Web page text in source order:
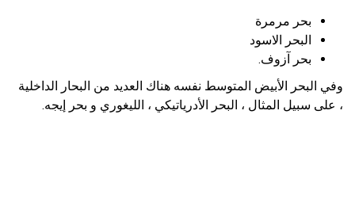
بحر مرمرة
البحر الاسود
بحر آزوف.
وفي البحر الأبيض المتوسط ​​نفسه هناك العديد من البحار الداخلية
، على سبيل المثال ، البحر الأدرياتيكي ، الليغوري و بحر إيجه.